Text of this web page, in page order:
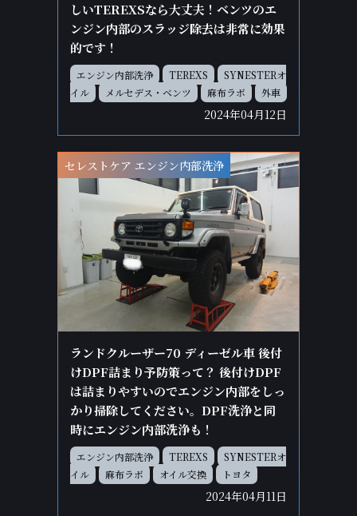
しいTEREXSなら大丈夫！ベンツのエ
ンジン内部のスラッジ除去は非常に効果
的です！
エンジン内部洗浄 TEREXS
SYNESTERオ
イル
メルセデス・ベンツ 麻布ラボ 外車
2024年04月12日
セレストケア エンジン内部洗浄
ランドクルーザー70 ディーゼル車 後付
けDPF詰まり予防策って？ 後付けDPF
は詰まりやすいのでエンジン内部をしっ
かり掃除してください。DPF洗浄と同
時にエンジン内部洗浄も！
エンジン内部洗浄 TEREXS
SYNESTERオ
イル
麻布ラボ オイル交換 トヨタ
2024年04月11日